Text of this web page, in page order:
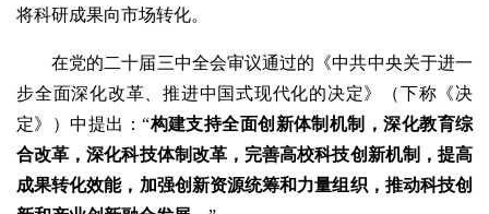
将科研成果向市场转化。
在党的二十届三中全会审议通过的《中共中央关于进一
步全面深化改革、推进中国式现代化的决定》（下称《决
定》）中提出：“构建支持全面创新体制机制，深化教育综
合改革，深化科技体制改革，完善高校科技创新机制，提高
成果转化效能，加强创新资源统筹和力量组织，推动科技创